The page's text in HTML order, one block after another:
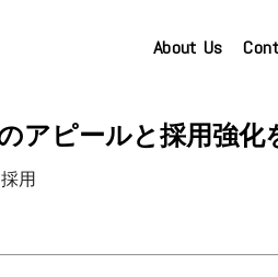
About Us
アピールと採用強
採用